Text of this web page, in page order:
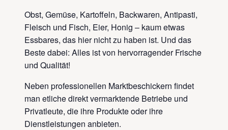
Obst, Gemüse, Kartoffeln, Backwaren, Antipasti,
Fleisch und Fisch, Eier, Honig – kaum etwas
Essbares, das hier nicht zu haben ist. Und das
Beste dabei: Alles ist von hervorragender Frische
und Qualität!
Neben professionellen Marktbeschickern findet
man etliche direkt vermarktende Betriebe und
Privatleute, die ihre Produkte oder ihre
Dienstleistungen anbieten.